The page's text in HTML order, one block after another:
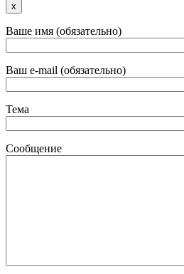
x
Ваше имя (обязательно)
Ваш e-mail (обязательно)
Тема
Сообщение